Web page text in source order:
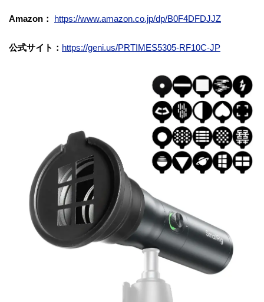
Amazon： https://www.amazon.co.jp/dp/B0F4DFDJJZ
公式サイト： https://geni.us/PRTIMES5305-RF10C-JP